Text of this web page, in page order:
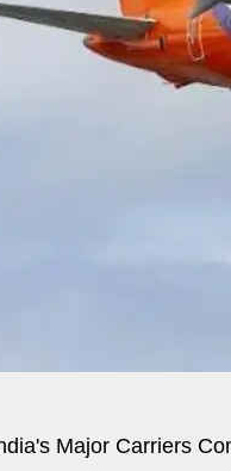
Major Carriers